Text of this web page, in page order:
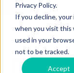
Privacy Policy.
If you decline,
when you visit this
used in your
not to be tracked.
Accept